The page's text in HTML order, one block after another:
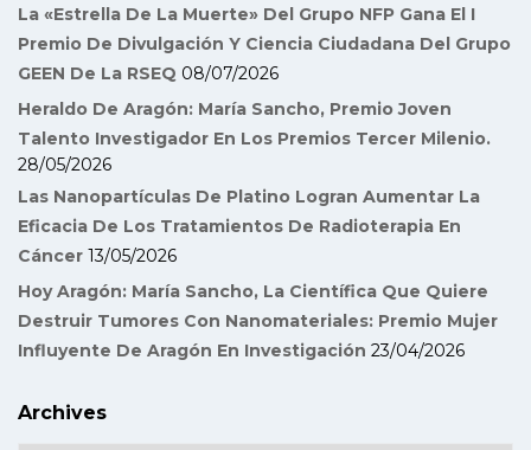
La «Estrella De La Muerte» Del Grupo NFP Gana El I
Premio De Divulgación Y Ciencia Ciudadana Del Grupo
GEEN De La RSEQ 08/07/2026
Heraldo De Aragón: María Sancho, Premio Joven
Talento Investigador En Los Premios Tercer Milenio.
28/05/2026
Las Nanopartículas De Platino Logran Aumentar La
Eficacia De Los Tratamientos De Radioterapia En
Cáncer 13/05/2026
Hoy Aragón: María Sancho, La Científica Que Quiere
Destruir Tumores Con Nanomateriales: Premio Mujer
Influyente De Aragón En Investigación 23/04/2026
Archives